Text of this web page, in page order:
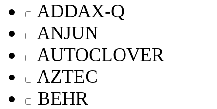
ADDAX-Q
ANJUN
AUTOCLOVER
AZTEC
BEHR